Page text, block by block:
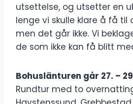
utsettelse, og utsetter en
lenge vi skulle klare å få til
men det går ikke. Vi
de som ikke kan få blitt
Bohuslänturen går 27. –
Rundtur med to